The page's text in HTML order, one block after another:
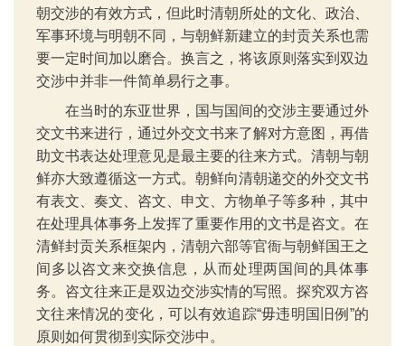
朝交涉的有效方式，但此时清朝所处的文化、政治、
军事环境与明朝不同，与朝鲜新建立的封贡关系也需
要一定时间加以磨合。换言之，将该原则落实到双边
交涉中并非一件简单易行之事。
在当时的东亚世界，国与国间的交涉主要通过外
交文书来进行，通过外交文书来了解对方意图，再借
助文书表达处理意见是最主要的往来方式。清朝与朝
鲜亦大致遵循这一方式。朝鲜向清朝递交的外交文书
有表文、奏文、咨文、申文、方物单子等多种，其中
在处理具体事务上发挥了重要作用的文书是咨文。在
清鲜封贡关系框架内，清朝六部等官衙与朝鲜国王之
间多以咨文来交换信息，从而处理两国间的具体事
务。咨文往来正是双边交涉实情的写照。探究双方咨
文往来情况的变化，可以有效追踪“毋违明国旧例”的
原则如何贯彻到实际交涉中。